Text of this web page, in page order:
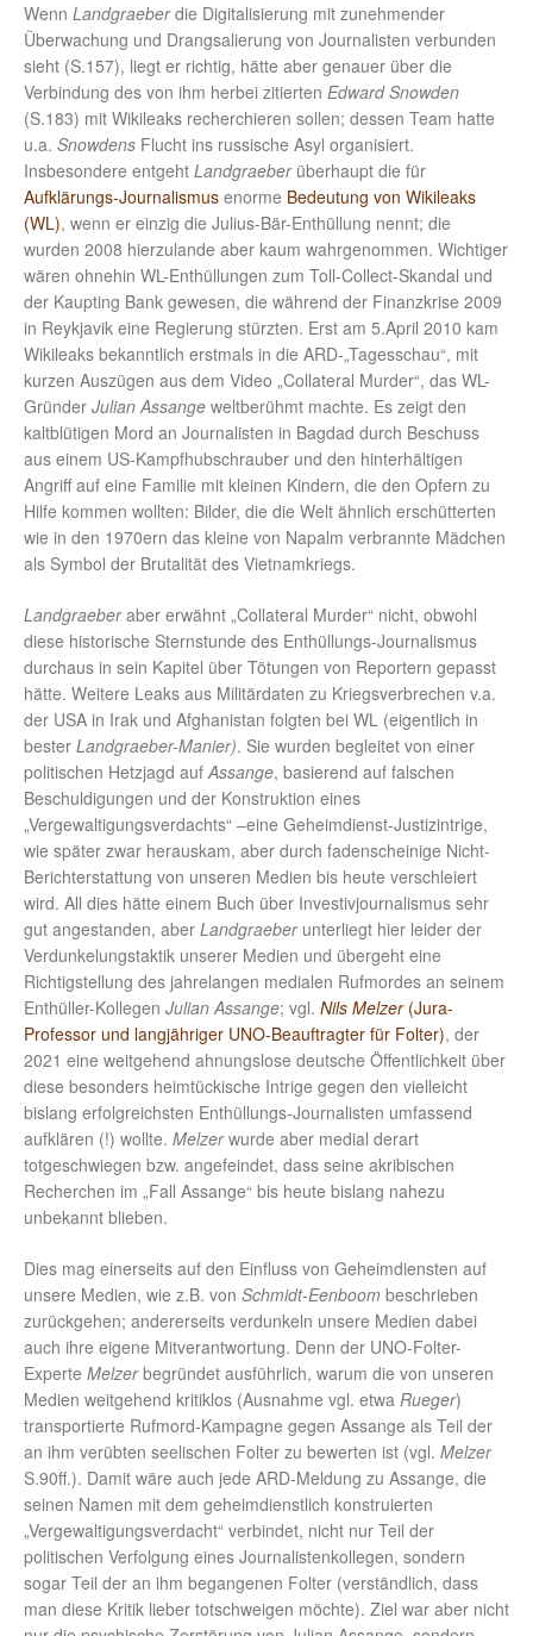
Wenn Landgraeberdie Digitalisierung mit zunehmender
Überwachung und Drangsalierung von Journalisten verbunden
sieht (S.157), liegt er richtig, hätte aber genauer über die
Verbindung des von ihm herbei zitierten Edward Snowden
(S.183) mit Wikileaks recherchieren sollen; dessen Team hatte
u.a. Snowdens Flucht ins russische Asyl organisiert.
Insbesondere entgeht Landgraeberüberhaupt die für
Aufklärungs-Journalismus enorme Bedeutung von Wikileaks
(WL), wenn er einzig die Julius-Bär-Enthüllung nennt; die
wurden 2008 hierzulande aber kaum wahrgenommen. Wichtiger
wären ohnehin WL-Enthüllungen zum Toll-Collect-Skandal und
der Kaupting Bank gewesen, die während der Finanzkrise 2009
in Reykjavik eine Regierung stürzten. Erst am 5.April 2010 kam
Wikileaks bekanntlich erstmals in die ARD-„Tagesschau“, mit
kurzen Auszügen aus dem Video „Collateral Murder“, das WL-
Gründer Julian Assange weltberühmt machte. Es zeigt den
kaltblütigen Mord an Journalisten in Bagdad durch Beschuss
aus einem US-Kampfhubschrauber und den hinterhältigen
Angriff auf eine Familie mit kleinen Kindern, die den Opfern zu
Hilfe kommen wollten: Bilder, die die Welt ähnlich erschütterten
wie in den 1970ern das kleine von Napalm verbrannte Mädchen
als Symbol der Brutalität des Vietnamkriegs.
Landgraeberaber erwähnt „Collateral Murder“ nicht, obwohl
diese historische Sternstunde des Enthüllungs-Journalismus
durchaus in sein Kapitel über Tötungen von Reportern gepasst
hätte. Weitere Leaks aus Militärdaten zu Kriegsverbrechen v.a.
der USA in Irak und Afghanistan folgten bei WL (eigentlich in
bester Landgraeber-Manier). Sie wurden begleitet von einer
politischen Hetzjagd aufAssange, basierend auf falschen
Beschuldigungen und der Konstruktion eines
„Vergewaltigungsverdachts“ –eine Geheimdienst-Justizintrige,
wie später zwar herauskam, aber durch fadenscheinige Nicht-
Berichterstattung von unseren Medien bis heute verschleiert
wird. All dies hätte einem Buch über Investivjournalismus sehr
gut angestanden, aber Landgraeber unterliegt hier leider der
Verdunkelungstaktik unserer Medien und übergeht eine
Richtigstellung des jahrelangen medialen Rufmordes an seinem
Enthüller-Kollegen Julian Assange; vgl. Nils Melzer (Jura-
Professor und langjähriger UNO-Beauftragter für Folter), der
2021 eine weitgehend ahnungslose deutsche Öffentlichkeit über
diese besonders heimtückische Intrige gegen den vielleicht
bislang erfolgreichsten Enthüllungs-Journalisten umfassend
aufklären (!) wollte. Melzerwurde aber medial derart
totgeschwiegen bzw. angefeindet, dass seine akribischen
Recherchen im „Fall Assange“ bis heute bislang nahezu
unbekannt blieben.
Dies mag einerseits auf den Einfluss von Geheimdiensten auf
unsere Medien, wie z.B. von Schmidt-Eenboom beschrieben
zurückgehen; andererseits verdunkeln unsere Medien dabei
auch ihre eigene Mitverantwortung. Denn der UNO-Folter-
Experte Melzerbegründet ausführlich, warum die von unseren
Medien weitgehend kritiklos (Ausnahme vgl. etwa Rueger)
transportierte Rufmord-Kampagne gegen Assange als Teil der
an ihm verübten seelischen Folter zu bewerten ist (vgl. Melzer
S.90ff.). Damit wäre auch jede ARD-Meldung zu Assange, die
seinen Namen mit dem geheimdienstlich konstruierten
„Vergewaltigungsverdacht“ verbindet, nicht nur Teil der
politischen Verfolgung eines Journalistenkollegen, sondern
sogar Teil der an ihm begangenen Folter (verständlich, dass
man diese Kritik lieber totschweigen möchte). Ziel war aber nicht